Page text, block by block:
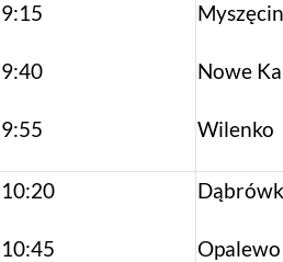
9:15
9:40
9:55
Myszęcin
Nowe
Wilenko
10:20
10:45 Opalewo